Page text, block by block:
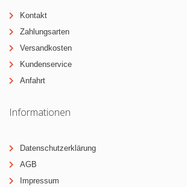
Kontakt
Zahlungsarten
Versandkosten
Kundenservice
Anfahrt
Informationen
Datenschutzerklärung
AGB
Impressum